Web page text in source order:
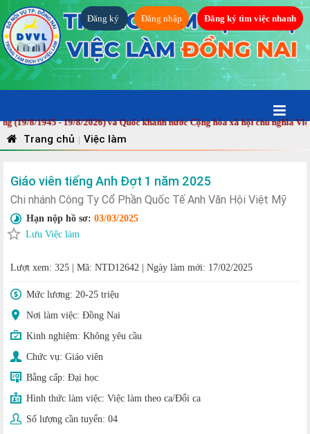
Đăng ký Đăng nhập Đăng ký tìm việc nhanh
1945 - 19/8/2026) và Quốc khánh nước Cộng hòa xã hội chủ nghĩa Việt
Trang chủ | Việc làm
Giáo viên tiếng Anh Đợt 1 năm 2025
Chi nhánh Công Ty Cổ Phần Quốc Tế Anh Văn Hội Việt Mỹ
Hạn nộp hồ sơ: 03/03/2025
Lưu Việc làm
Lượt xem: 325 Mã: NTD12642 Ngày làm mới: 17/02/2025
Mức lương: 20-25 triệu
Nơi làm việc: Đồng Nai
Kinh nghiệm: Không yêu cầu
Chức vụ: Giáo viên
Bằng cấp: Đại học
Hình thức làm việc: Việc làm theo ca/Đổi ca
Số lượng cần tuyển: 04